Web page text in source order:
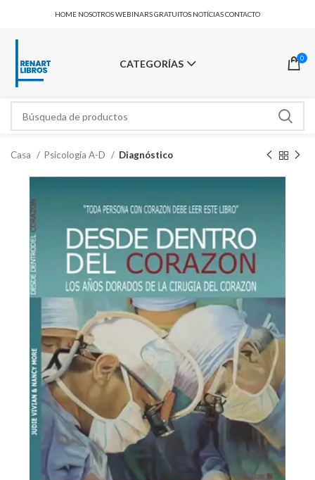
HOME NOSOTROSWEBINARS GRATUITOS NOTÍCIASCONTACTO
CATEGORÍAS 0
Casa Psicología A-D Diagnóstico